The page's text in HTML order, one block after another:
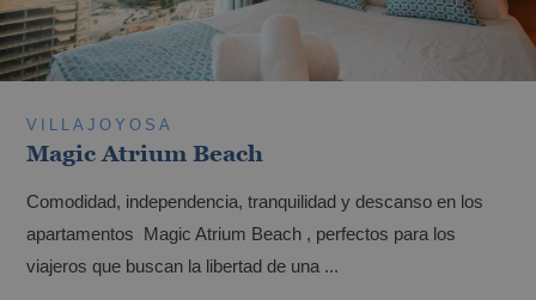
VILLAJOYOSA
Magic Atrium Beach
Comodidad, independencia, tranquilidad y descanso en los
apartamentos Magic Atrium Beach , perfectos para los
viajeros que buscan la libertad de una ...